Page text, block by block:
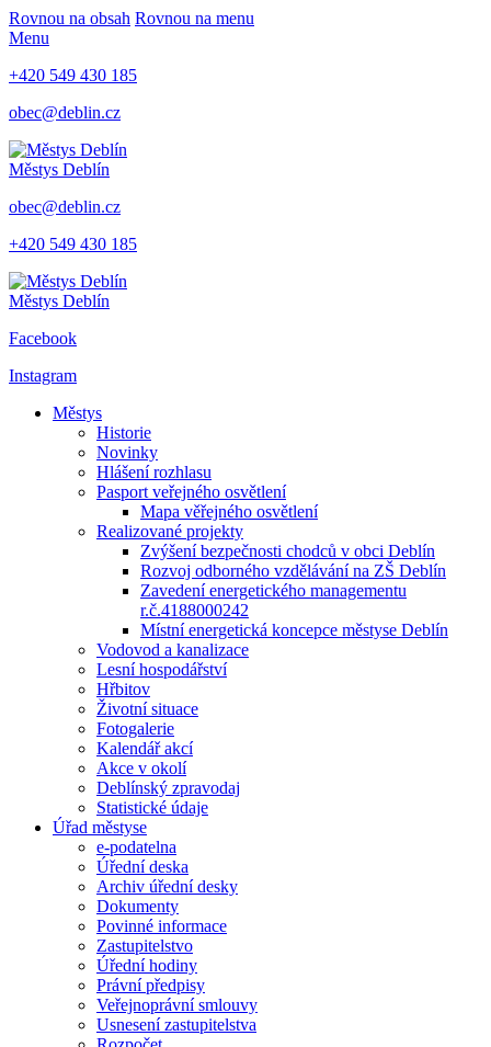
Rovnou na obsah Rovnou na menu
Menu
+420 549 430 185
obec@deblin.cz
Městys Deblín
obec@deblin.cz
+420 549 430 185
Městys Deblín
Facebook
Instagram
Městys
Historie
Novinky
Hlášení rozhlasu
Pasport veřejného osvětlení
Mapa věřejného osvětlení
Realizované projekty
Zvýšení bezpečnosti chodců v obci Deblín
Rozvoj odborného vzdělávání na ZŠ Deblín
Zavedení energetického managementu
r.č.4188000242
Místní energetická koncepce městyse Deblín
Vodovod a kanalizace
Lesní hospodářství
Hřbitov
Životní situace
Fotogalerie
Kalendář akcí
Akce v okolí
Deblínský zpravodaj
Statistické údaje
Úřad městyse
e-podatelna
Úřední deska
Archiv úřední desky
Dokumenty
Povinné informace
Zastupitelstvo
Úřední hodiny
Právní předpisy
Veřejnoprávní smlouvy
Usnesení zastupitelstva